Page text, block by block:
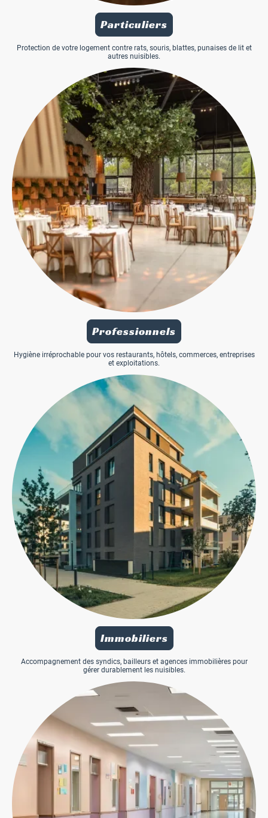
Particuliers
Protection de votre logement contre rats, souris, blattes, punaises de lit et
autres nuisibles.
Professionnels
Hygiène irréprochable pour vos restaurants, hôtels, commerces, entreprises
et exploitations.
Immobiliers
Accompagnement des syndics, bailleurs et agences immobilières pour
gérer durablement les nuisibles.